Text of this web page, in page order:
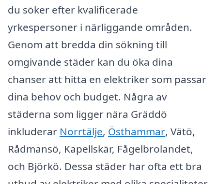
du söker efter kvalificerade
yrkespersoner i närliggande områden.
Genom att bredda din sökning till
omgivande städer kan du öka dina
chanser att hitta en elektriker som passar
dina behov och budget. Några av
städerna som ligger nära Gräddö
inkluderar Norrtälje, Östhammar, Vätö,
Rådmansö, Kapellskär, Fågelbrolandet,
och Björkö. Dessa städer har ofta ett bra